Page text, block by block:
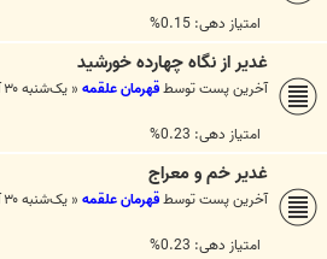
امتیاز دهی: 0.15%
غدير از نگاه چهارده خورشيد
آخرین پست توسطقهرمان علقمه« یک‌شنبه ۳۰ آبان ۱۳۸۹, ۲:۵۶ ب.ظ
امتیاز دهی: 0.23%
غدیر خم و معراج
آخرین پست توسطقهرمان علقمه« یک‌شنبه ۳۰ آبان ۱۳۸۹, ۱۲:۰۶ ب.ظ
امتیاز دهی: 0.23%